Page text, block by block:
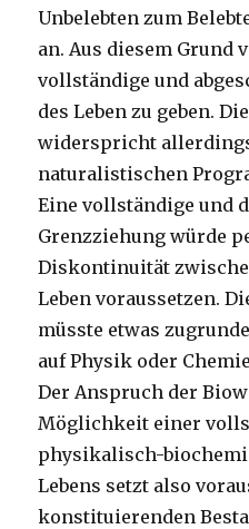
Unbelebten zum
an. Aus diesem Grund
vollständige und
des Leben zu geben.
widerspricht
naturalistischen
Eine vollständige und
Grenzziehung würde
Diskontinuität
Leben voraussetzen.
müsste etwas
auf Physik oder
Der Anspruch der
Möglichkeit einer
physikalisch-
Lebens setzt also
konstituierenden